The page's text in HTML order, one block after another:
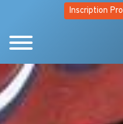
Inscription Pro